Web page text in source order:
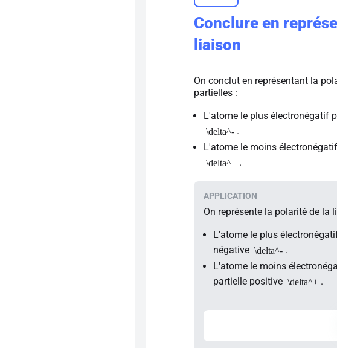
Conclure en
liaison
On conclut en représentant la
partielles :
L'atome le plus électronégatif
\delta^- .
L'atome le moins
\delta^+ .
On représente la polarité de la
L'atome le plus
négative \delta^- .
L'atome le moins
partielle positive \delta^+ .